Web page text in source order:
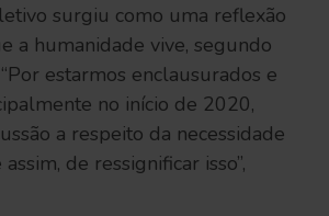
surgiu como uma reflexão
a humanidade vive, segundo
estarmos enclausurados e
no início de 2020,
a respeito da necessidade
de ressignificar isso”,